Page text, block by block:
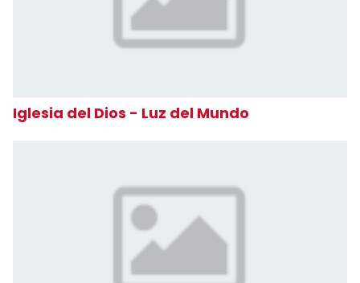
Iglesia del Dios - Luz del Mundo